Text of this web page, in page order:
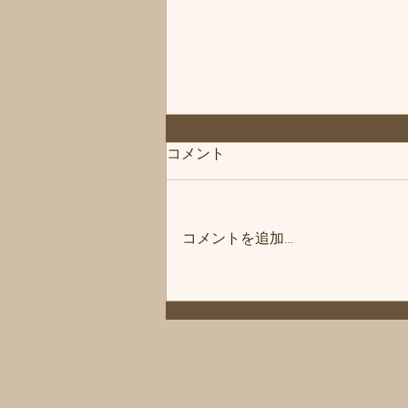
改善トリートメント＆エイジ
コメント
コメントを追加…